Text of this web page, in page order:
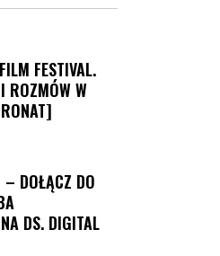
FESTIVAL.
ROZMÓW W
DOŁĄCZ DO
DS. DIGITAL